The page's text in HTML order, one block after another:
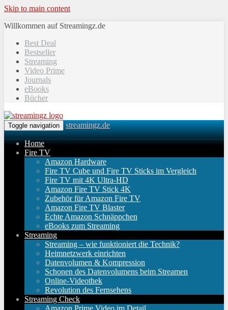
Skip to main content
Willkommen auf Streamingz.de
Best Deal
Bestseller
Streaming
Video Prime
Journals
eBooks
Bücher
Toggle navigation streamingz.de
Home
Fire TV
Amazon Hardware
Fire TV Cube und Fire TV Sticks im Vergleich
Fire TV mit 4K Ultra-HD
Amazon Fire TV Stick 4K
Zubehör für Amazon Fire TV
Amazon Fire TV Blaster
Echte Amazon Schnäppchen
eBooks zum Streaming
Streaming
Streaming – wie funktioniert die Technik?
Heimnetzwerk einrichten
Datenvolumen & Kompression
Schonen des Datenvolumens beim Streamen
Online-Videothek
Revolution des Fernsehens
Streaming Check
Amazon Prime Video im Detail